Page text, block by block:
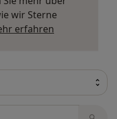
wir Sterne
erfahren